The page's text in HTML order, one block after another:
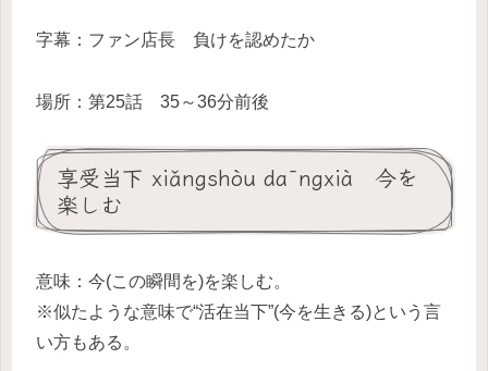
字幕：ファン店長 負けを認めたか
場所：第25話 35～36分前後
享受当下 xiǎngshòu dāngxià 今を
楽しむ
意味：今(この瞬間を)を楽しむ。
※似たような意味で“活在当下”(今を生きる)という言
い方もある。